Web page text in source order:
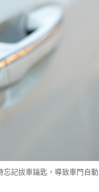
記拔車鑰匙，導致車門自